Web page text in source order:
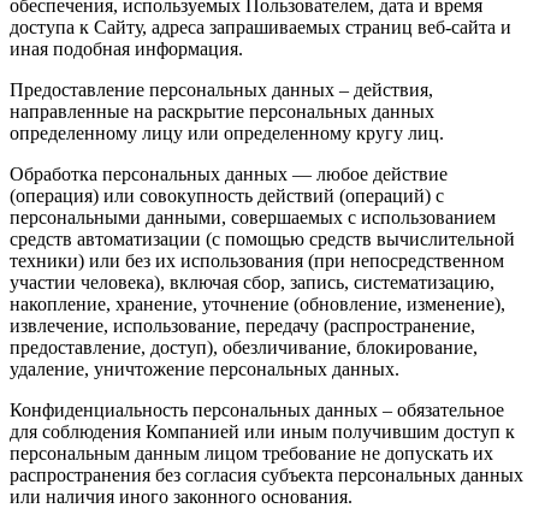
обеспечения, используемых Пользователем, дата и время
доступа к Сайту, адреса запрашиваемых страниц веб-сайта и
иная подобная информация.
Предоставление персональных данных – действия,
направленные на раскрытие персональных данных
определенному лицу или определенному кругу лиц.
Обработка персональных данных — любое действие
(операция) или совокупность действий (операций) с
персональными данными, совершаемых с использованием
средств автоматизации (с помощью средств вычислительной
техники) или без их использования (при непосредственном
участии человека), включая сбор, запись, систематизацию,
накопление, хранение, уточнение (обновление, изменение),
извлечение, использование, передачу (распространение,
предоставление, доступ), обезличивание, блокирование,
удаление, уничтожение персональных данных.
Конфиденциальность персональных данных – обязательное
для соблюдения Компанией или иным получившим доступ к
персональным данным лицом требование не допускать их
распространения без согласия субъекта персональных данных
или наличия иного законного основания.